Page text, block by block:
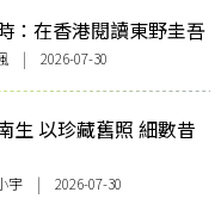
：在香港閱讀東野圭吾
| 2026-07-30
生 以珍藏舊照 細數昔
| 2026-07-30